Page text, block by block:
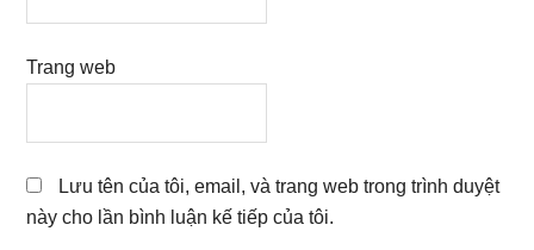
Trang web
Lưu tên của tôi, email, và trang web trong trình duyệt
này cho lần bình luận kế tiếp của tôi.